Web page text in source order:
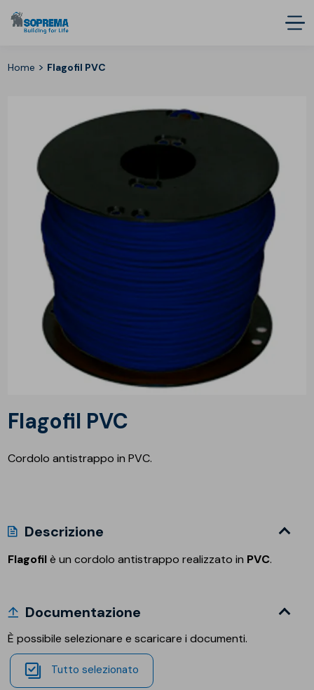
Home > Flagofil PVC
Flagofil PVC
Cordolo antistrappo in PVC.
Descrizione
Flagofilè un cordolo antistrappo realizzato in PVC.
Documentazione
È possibile selezionare e scaricare i documenti.
Tutto selezionato